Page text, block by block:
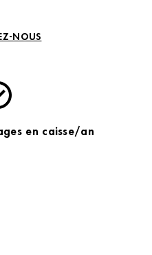
NOUS
en caisse/an